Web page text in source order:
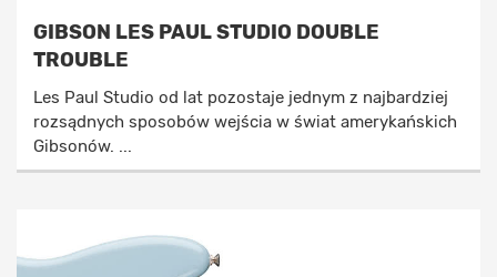
GIBSON LES PAUL STUDIO DOUBLE
TROUBLE
Les Paul Studio od lat pozostaje jednym z najbardziej
rozsądnych sposobów wejścia w świat amerykańskich
Gibsonów. ...